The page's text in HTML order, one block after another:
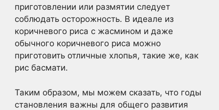
приготовлении или размятии следует
соблюдать осторожность. В идеале из
коричневого риса с жасмином и даже
обычного коричневого риса можно
приготовить отличные хлопья, такие же, как
рис басмати.
Таким образом, мы можем сказать, что годы
становления важны для общего развития